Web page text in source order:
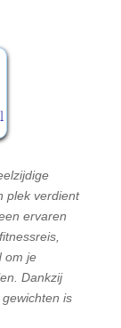
plek verdient
ervaren
om je
Dankzij
is